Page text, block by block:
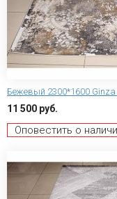
Бежевый 2300*1600 Ginza
11 500 руб.
Оповестить о